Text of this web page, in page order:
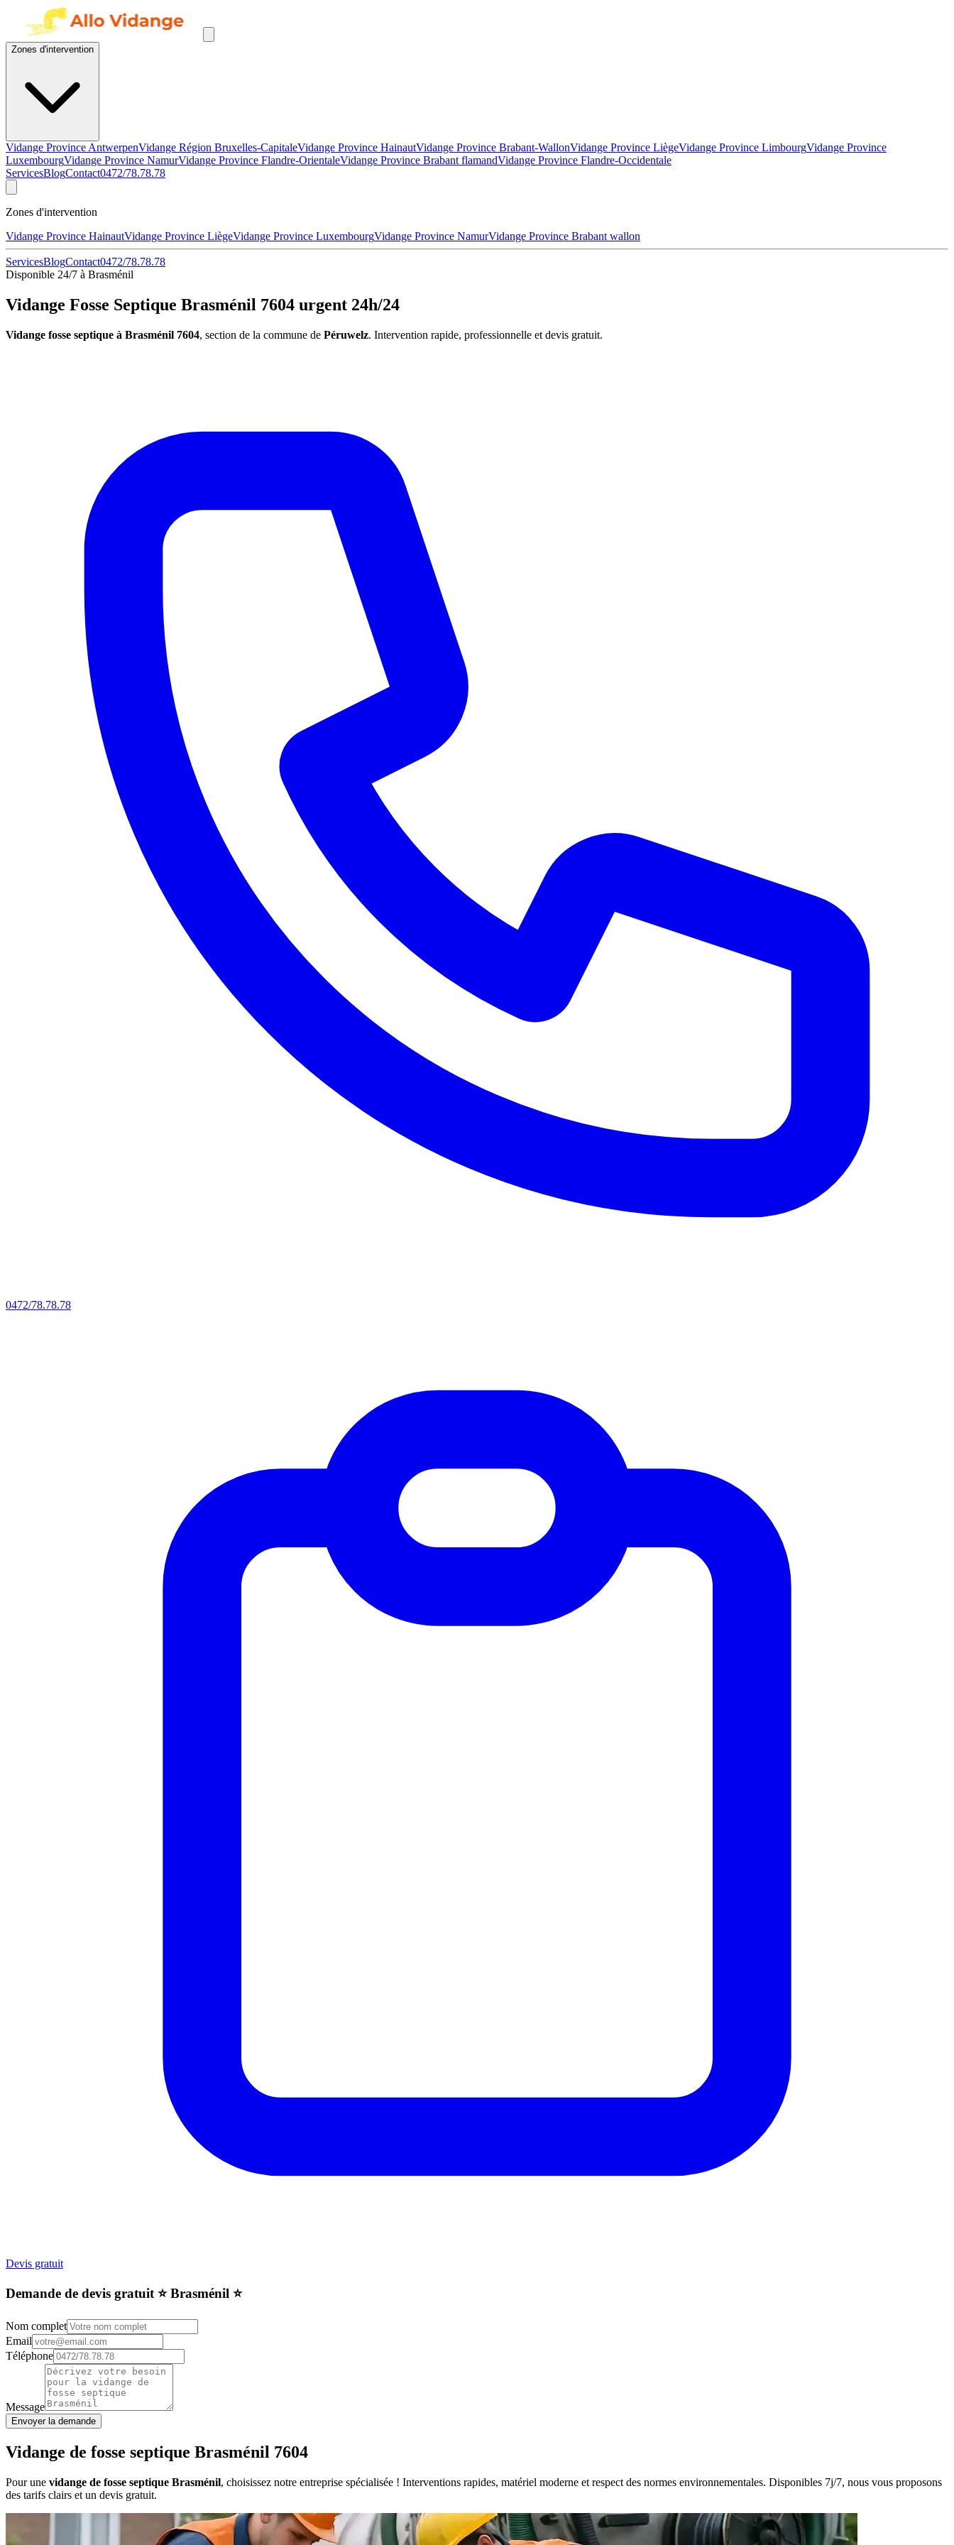
Zones d'intervention
Vidange Province AntwerpenVidange Région Bruxelles-CapitaleVidange Province HainautVidange Province Brabant-WallonVidange Province LiègeVidange Province LimbourgVidange Province
LuxembourgVidange Province NamurVidange Province Flandre-OrientaleVidange Province Brabant flamandVidange Province Flandre-Occidentale
ServicesBlogContact0472/78.78.78
Zones d'intervention
Vidange Province HainautVidange Province LiègeVidange Province LuxembourgVidange Province NamurVidange Province Brabant wallon
ServicesBlogContact0472/78.78.78
Disponible 24/7 à Brasménil
Vidange Fosse Septique Brasménil 7604 urgent 24h/24
Vidange fosse septique à Brasménil 7604, section de la commune de Péruwelz. Intervention rapide, professionnelle et devis gratuit.
0472/78.78.78
Devis gratuit
Demande de devis gratuit ⭐️ Brasménil ⭐️
Nom complet
Email
Téléphone
Message
Envoyer la demande
Vidange de fosse septique Brasménil 7604
Pour une vidange de fosse septique Brasménil, choisissez notre entreprise spécialisée ! Interventions rapides, matériel moderne et respect des normes environnementales. Disponibles 7j/7, nous vous proposons
des tarifs clairs et un devis gratuit.